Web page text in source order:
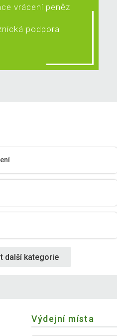
vrácení peněz
podpora
další kategorie
Výdejní místa